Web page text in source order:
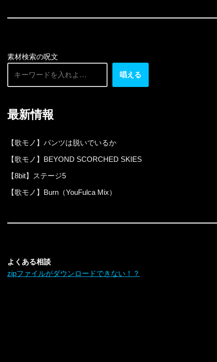
素材検索の呪文
唱える
最新情報
【歌モノ】パンツは脱いでいるか
【歌モノ】BEYOND SCORCHED SKIES
【8bit】ステージ5
【歌モノ】Burn（YouFulca Mix）
よくある相談
zipファイルがダウンロードできない！？